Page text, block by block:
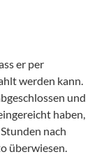
er per
werden kann.
und
haben,
nach
überwiesen.